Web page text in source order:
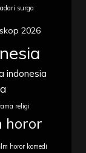
surga
2026
indonesia
religi
horor
horor komedi